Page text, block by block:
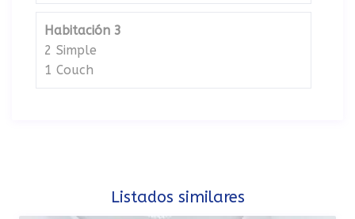
Habitación 3
2 Simple
1 Couch
Listados similares